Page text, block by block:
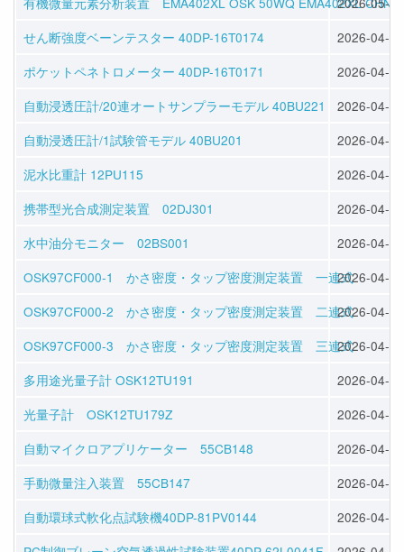
せん断強度ベーンテスター 40DP-16T0174
2026-04-30
ポケットペネトロメーター 40DP-16T0171
2026-04-30
自動浸透圧計/20連オートサンプラーモデル 40BU221
2026-04-30
自動浸透圧計/1試験管モデル 40BU201
2026-04-30
泥水比重計 12PU115
2026-04-30
携帯型光合成測定装置 02DJ301
2026-04-30
水中油分モニター 02BS001
2026-04-30
OSK97CF000-1 かさ密度・タップ密度測定装置 一連式2026-04-30
OSK97CF000-2 かさ密度・タップ密度測定装置 二連式2026-04-30
OSK97CF000-3 かさ密度・タップ密度測定装置 三連式2026-04-30
多用途光量子計 OSK12TU191
2026-04-28
光量子計 OSK12TU179Z
2026-04-28
自動マイクロアプリケーター 55CB148
2026-04-28
手動微量注入装置 55CB147
2026-04-28
自動環球式軟化点試験機40DP-81PV0144
2026-04-28